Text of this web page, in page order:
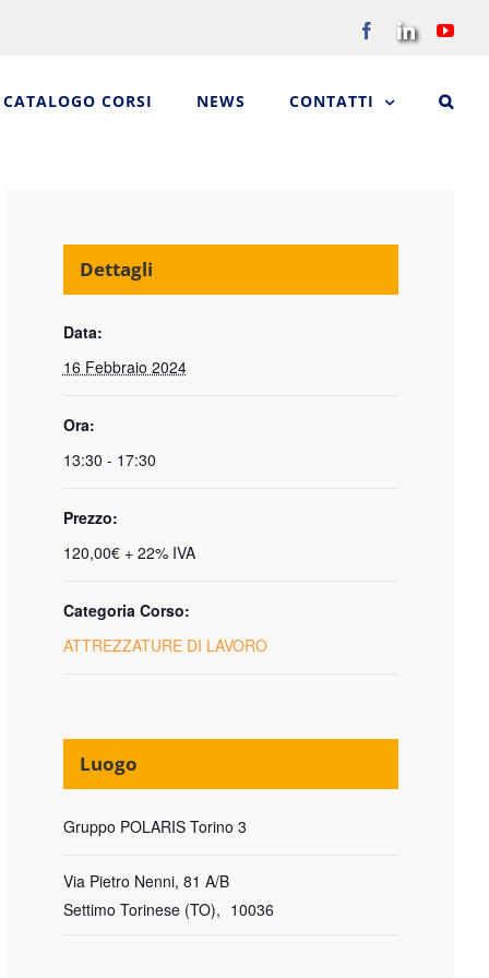
FacebookLinkedIn
CATALOGO CORSI NEWS CONTATTI
Dettagli
Data:
16 Febbraio 2024
Ora:
13:30 - 17:30
Prezzo:
120,00€ + 22% IVA
Categoria Corso:
ATTREZZATURE DI LAVORO
Luogo
Gruppo POLARIS Torino 3
Via Pietro Nenni, 81 A/B
Settimo Torinese (TO), 10036